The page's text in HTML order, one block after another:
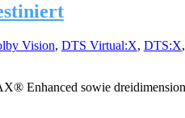
Vision, DTS Virtual:X, DTS:X,
Enhanced sowie